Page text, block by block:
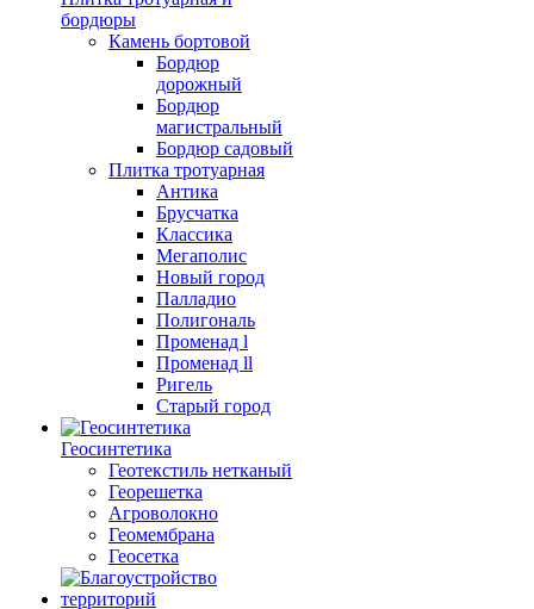
бордюры
Камень бортовой
Бордюр
дорожный
Бордюр
магистральный
Бордюр садовый
Плитка тротуарная
Антика
Брусчатка
Классика
Мегаполис
Новый город
Палладио
Полигональ
Променад l
Променад ll
Ригель
Старый город
Геосинтетика
Геотекстиль нетканый
Георешетка
Агроволокно
Геомембрана
Геосетка